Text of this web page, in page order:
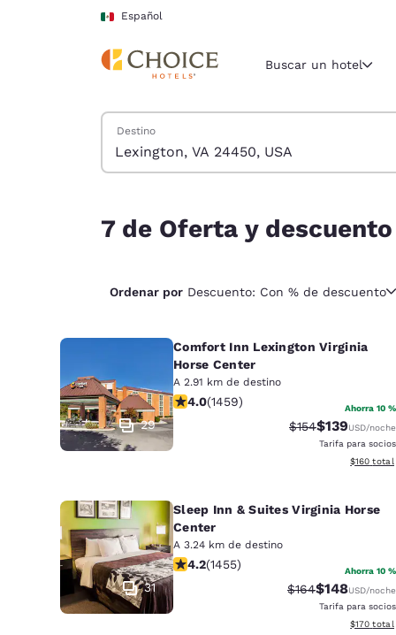
Pasar A Contenido Principal
Español
Región y
México
Selecciona
English
América
Português
Français
Europa
Ireland
English
Buscar un hotel
Buscar hoteles
Destino
7 de Oferta y
Ordenar por Descuento: Con % de descuento
29
Comfort Inn Lexington Virginia
Horse Center
A 2.91 km de destino
calificación de 4.03 estrellas. Muy
4.0(1459) Ahorra 10 %
Precio tachado:
$154Precio con
$139USD/noche
Tarifa para socios
Ver
$160 total
31
Sleep Inn & Suites Virginia Horse
Center
A 3.24 km de destino
calificación de 4.2 estrellas.
4.2(1455) Ahorra 10 %
Precio tachado:
$164Precio con
$148USD/noche
Tarifa para socios
Ver
$170 total